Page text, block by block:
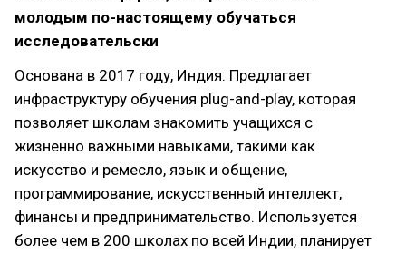
молодым по-настоящему обучаться
исследовательски
Основана в 2017 году, Индия. Предлагает
инфраструктуру обучения plug-and-play, которая
позволяет школам знакомить учащихся с
жизненно важными навыками, такими как
искусство и ремесло, язык и общение,
программирование, искусственный интеллект,
финансы и предпринимательство. Используется
более чем в 200 школах по всей Индии, планирует